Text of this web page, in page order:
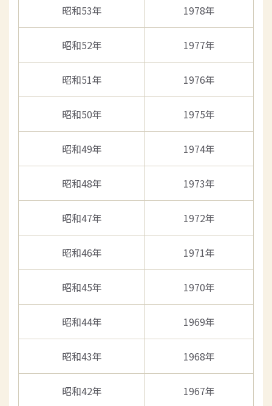
昭和53年 1978年
昭和52年 1977年
昭和51年 1976年
昭和50年 1975年
昭和49年 1974年
昭和48年 1973年
昭和47年 1972年
昭和46年 1971年
昭和45年 1970年
昭和44年 1969年
昭和43年 1968年
昭和42年 1967年